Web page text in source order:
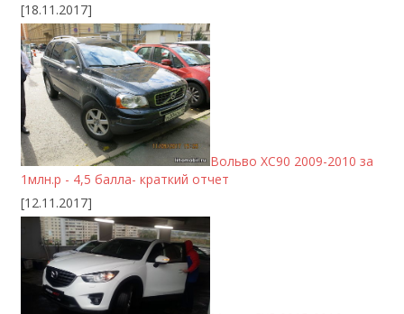
[18.11.2017]
Вольво ХС90 2009-2010 за
1млн.р - 4,5 балла- краткий отчет
[12.11.2017]